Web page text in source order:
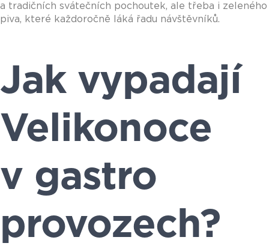
a tradičních svátečních pochoutek, ale třeba i zeleného
piva, které každoročně láká řadu návštěvníků.
Jak vypadají
Velikonoce
v gastro
provozech?